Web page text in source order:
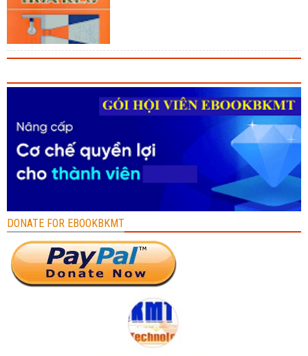
DONATE FOR EBOOKBKMT